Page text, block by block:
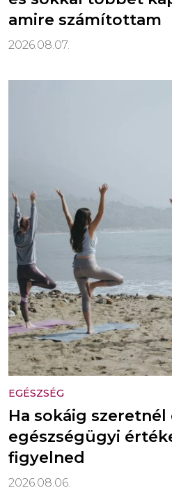
amire számítottam
2026.08.07.
EGÉSZSÉG
Ha sokáig szeretnél
egészségügyi
figyelned
2026.08.06.